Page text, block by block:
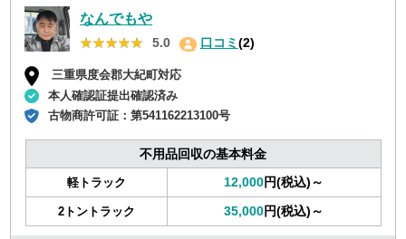
なんでもや
★★★★★
★★★★★ 5.0 口コミ(2)
三重県度会郡大紀町対応
本人確認証提出確認済み
古物商許可証：第541162213100号
不用品回収の基本料金
軽トラック 12,000円(税込)～
2トントラック 35,000円(税込)～